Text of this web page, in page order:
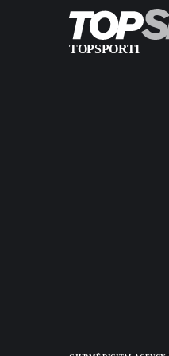
TOPSPORTI